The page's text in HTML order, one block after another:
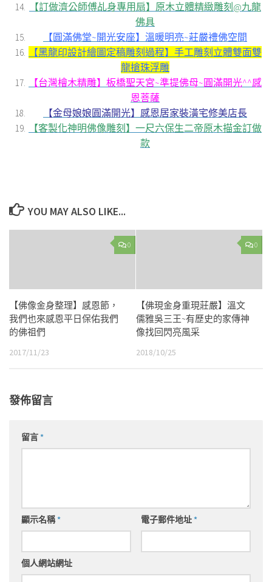
【訂做濟公師傅乩身專用扇】原木立體精緻雕刻@九龍
佛具
【圓滿佛堂~開光安座】溫暖明亮~莊嚴禮佛空間
【黑龍印設計繪圖定稿雕刻過程】手工雕刻立體雙面雙
龍搶珠浮雕
【台灣檜木精雕】板橋聖天宮~準提佛母~圓滿開光^^感
恩菩薩
【金母娘娘圓滿開光】感恩居家裝潢宅修美店長
【客製化神明佛像雕刻】一尺六保生二帝原木描金訂做
款
YOU MAY ALSO LIKE...
0
【佛像金身整理】感恩節，
我們也來感恩平日保佑我們
的佛祖們
2017/11/23
0
【佛現金身重現莊嚴】溫文
儒雅吳三王~有歷史的家傳神
像找回閃亮風采
2018/10/25
發佈留言
留言*
顯示名稱* 電子郵件地址*
個人網站網址